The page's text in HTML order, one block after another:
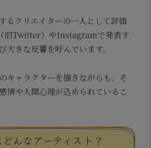
るクリエイターの一人として評価
旧Twitter）やInstagramで発表す
大きな反響を呼んでいます。
キャラクターを描きながらも、そ
情や人間心理が込められているこ
んなアーティスト？